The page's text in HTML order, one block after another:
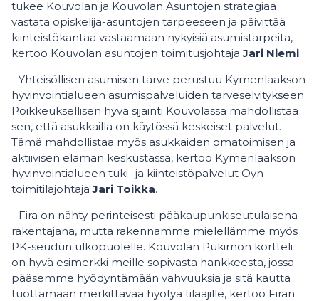
tukee Kouvolan ja Kouvolan Asuntojen strategiaa
vastata opiskelija-asuntojen tarpeeseen ja päivittää
kiinteistökantaa vastaamaan nykyisiä asumistarpeita,
kertoo Kouvolan asuntojen toimitusjohtajaJari Niemi.
- Yhteisöllisen asumisen tarve perustuu Kymenlaakson
hyvinvointialueen asumispalveluiden tarveselvitykseen.
Poikkeuksellisen hyvä sijainti Kouvolassa mahdollistaa
sen, että asukkailla on käytössä keskeiset palvelut.
Tämä mahdollistaa myös asukkaiden omatoimisen ja
aktiivisen elämän keskustassa, kertoo Kymenlaakson
hyvinvointialueen tuki- ja kiinteistöpalvelut Oyn
toimitilajohtaja Jari Toikka.
- Fira on nähty perinteisesti pääkaupunkiseutulaisena
rakentajana, mutta rakennamme mielellämme myös
PK-seudun ulkopuolelle. Kouvolan Pukimon kortteli
on hyvä esimerkki meille sopivasta hankkeesta, jossa
pääsemme hyödyntämään vahvuuksia ja sitä kautta
tuottamaan merkittävää hyötyä tilaajille, kertoo Firan